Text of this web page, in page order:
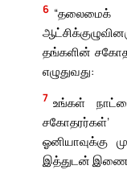
6 “தலைமைக்
தங்களின்
எழுதுவது:
7 உங்கள்
ஓனியாவுக்கு
இத்துடன்